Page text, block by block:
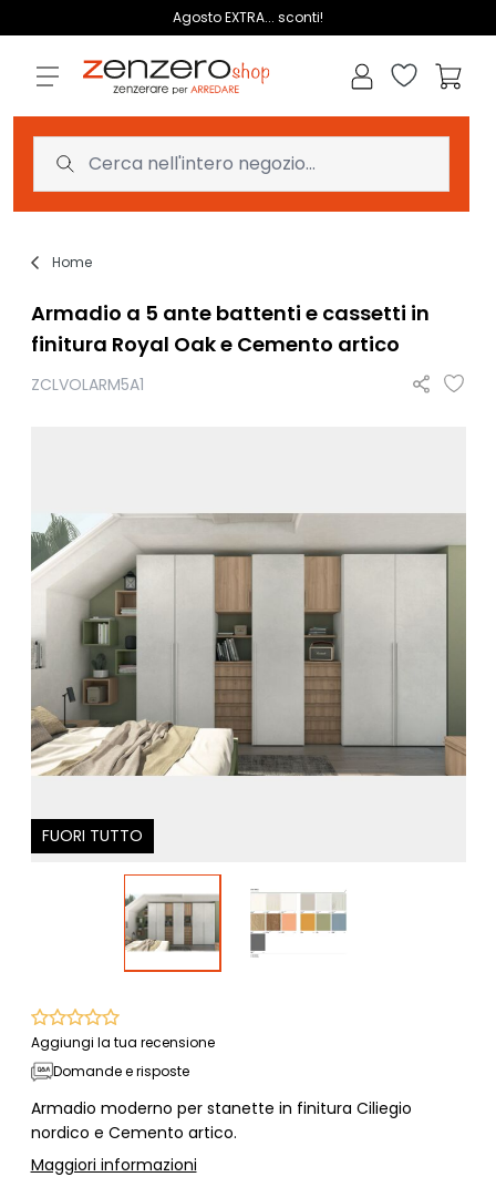
Agosto EXTRA... sconti!
Lista dei
Home
Armadio a 5 ante battenti e cassetti in
finitura Royal Oak e Cemento artico
ZCLVOLARM5A1
FUORI TUTTO
Aggiungi la tua recensione
Domande e risposte
Armadio moderno per stanette in finitura Ciliegio
nordico e Cemento artico.
Maggiori informazioni